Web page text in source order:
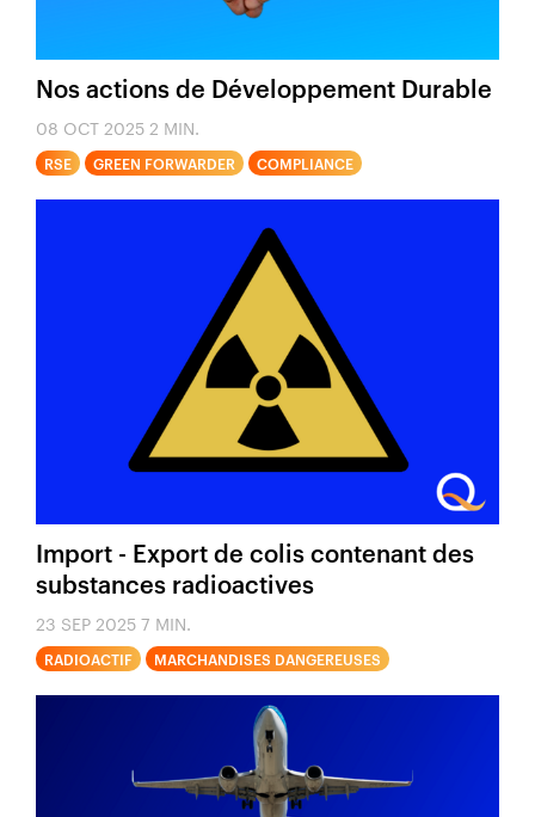
Nos actions de Développement Durable
08 OCT 2025 2 MIN.
RSE GREEN FORWARDER COMPLIANCE
Import - Export de colis contenant des
substances radioactives
23 SEP 20257 MIN.
RADIOACTIF MARCHANDISES DANGEREUSES